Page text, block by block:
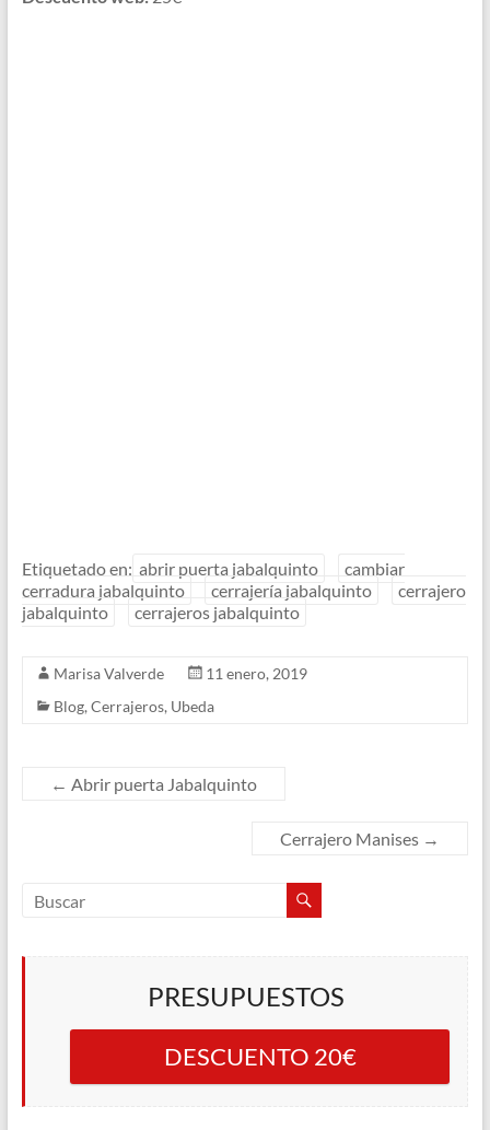
Etiquetado en: abrir puerta jabalquinto
cambiar
cerradura jabalquinto
cerrajería jabalquinto
cerrajero
jabalquinto
cerrajeros jabalquinto
Marisa Valverde
11 enero, 2019
Blog,Cerrajeros, Ubeda
← Abrir puerta Jabalquinto
Cerrajero Manises →
PRESUPUESTOS
DESCUENTO 20€